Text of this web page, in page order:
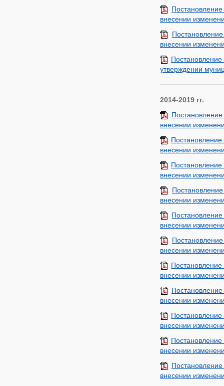
внесении
внесении
утверждении
2014-2019 гг.
внесении
внесении
внесении
внесении
внесении
внесении
внесении
внесении
внесении
внесении
внесении